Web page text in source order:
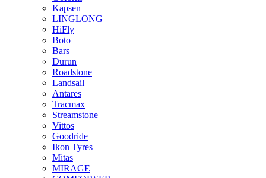
Kapsen
LINGLONG
HiFly
Boto
Bars
Durun
Roadstone
Landsail
Antares
Tracmax
Streamstone
Vittos
Goodride
Ikon Tyres
Mitas
MIRAGE